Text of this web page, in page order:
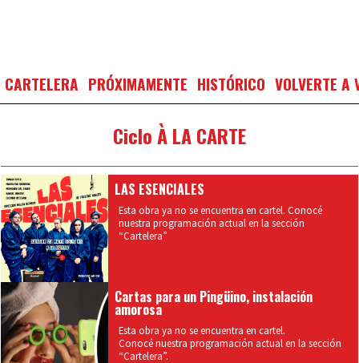
CARTELERA PRÓXIMAMENTE HISTÓRICO VOLVERTE A
Ciclo À LA CARTE
LAS ESENCIALES
Esta obra ya no se encuentra en cartel. Conocé
nuestra programación actual en la sección
“Cartelera”
Cartas para un Pingüino, instalación
amorosa
Esta obra ya no se encuentra en cartel.
Conocé nuestra programación actual en la sección
“Cartelera”.